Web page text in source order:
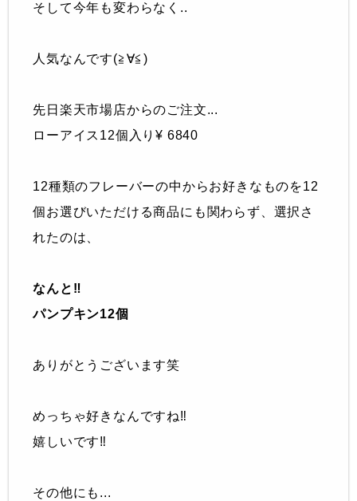
そして今年も変わらなく..
人気なんです(≧∀≦)
先日楽天市場店からのご注文...
ローアイス12個入り¥ 6840
12種類のフレーバーの中からお好きなものを12
個お選びいただける商品にも関わらず、選択さ
れたのは、
なんと‼︎
パンプキン12個
ありがとうございます笑
めっちゃ好きなんですね‼︎
嬉しいです‼︎
その他にも...